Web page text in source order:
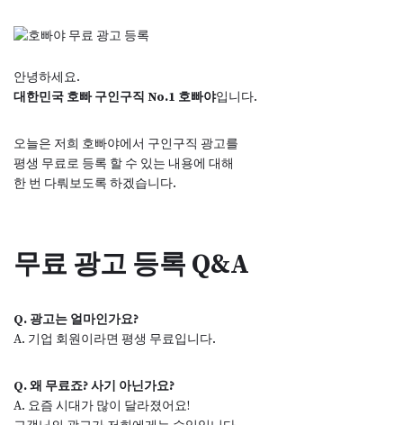
안녕하세요.
대한민국 호빠 구인구직 No.1 호빠야입니다.
오늘은 저희 호빠야에서 구인구직 광고를
평생 무료로 등록 할 수 있는 내용에 대해
한 번 다뤄보도록 하겠습니다.
무료 광고 등록 Q&A
Q. 광고는 얼마인가요?
A. 기업 회원이라면 평생 무료입니다.
Q. 왜 무료죠? 사기 아닌가요?
A. 요즘 시대가 많이 달라졌어요!